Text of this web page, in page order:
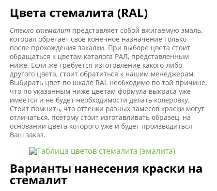
Цвета стемалита (RAL)
Стекло стемалит представляет собой вжигаемую эмаль,
которая обретает свое конечное назначение только
после прохождения закалки. При выборе цвета стоит
обращаться к цветам каталога РАЛ, представленным
ниже. Если же требуется изготовление какого-либо
другого цвета, стоит обратиться к нашим менеджерам.
Выбирать цвет по шкале RAL необходимо по той причине,
что по указанным ниже цветам формула выкраса уже
имеется и не будет необходимости делать колеровку.
Стоит помнить, что оттенки разных замесов краски могут
отличаться, поэтому стоит изготавливать образец, на
основании цвета которого уже и будет производиться
Ваш заказ.
Варианты нанесения краски на
стемалит